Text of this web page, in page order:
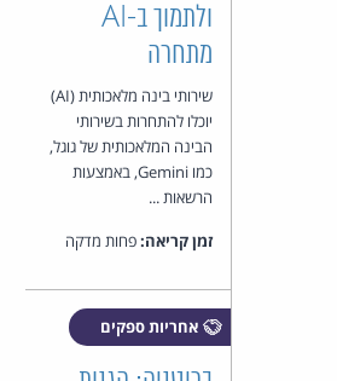
ולתמוך ב-AI
מתחרה
שירותי בינה מלאכותית (AI)
יוכלו להתחרות בשירותי
הבינה המלאכותית של גוגל,
כמו Gemini, באמצעות
הרשאות ...
זמן קריאה:פחות מדקה
אחריות ספקים